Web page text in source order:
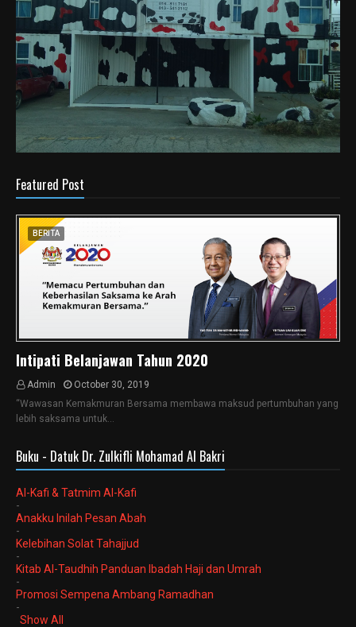
Featured Post
BERITA
Intipati Belanjawan Tahun 2020
Admin
October 30, 2019
“Wawasan Kemakmuran Bersama membawa maksud pertumbuhan yang
lebih saksama untuk…
Buku - Datuk Dr. Zulkifli Mohamad Al Bakri
Al-Kafi & Tatmim Al-Kafi
-
Anakku Inilah Pesan Abah
-
Kelebihan Solat Tahajjud
-
Kitab Al-Taudhih Panduan Ibadah Haji dan Umrah
-
Promosi Sempena Ambang Ramadhan
-
Show All